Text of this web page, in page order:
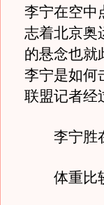
李宁在空中
志着北京奥
的悬念也就
李宁是如何
联盟记者经
李宁胜
体重比